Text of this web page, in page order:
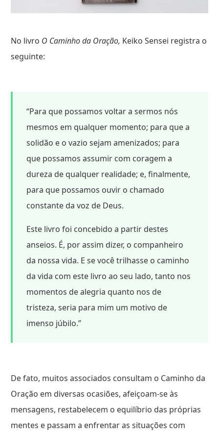
No livro O Caminho da Oração, Keiko Sensei registra o
seguinte:
“Para que possamos voltar a sermos nós
mesmos em qualquer momento; para que a
solidão e o vazio sejam amenizados; para
que possamos assumir com coragem a
dureza de qualquer realidade; e, finalmente,
para que possamos ouvir o chamado
constante da voz de Deus.
Este livro foi concebido a partir destes
anseios. É, por assim dizer, o companheiro
da nossa vida. E se você trilhasse o caminho
da vida com este livro ao seu lado, tanto nos
momentos de alegria quanto nos de
tristeza, seria para mim um motivo de
imenso júbilo.”
De fato, muitos associados consultam o Caminho da
Oração em diversas ocasiões, afeiçoam-se às
mensagens, restabelecem o equilíbrio das próprias
mentes e passam a enfrentar as situações com